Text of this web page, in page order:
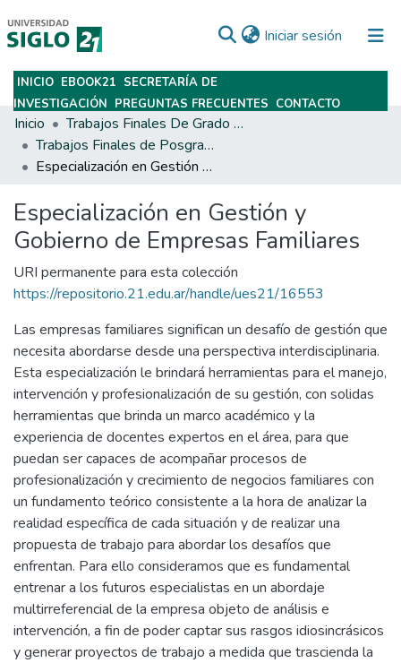
Iniciar sesión (current)
Subir
INICIO EBOOK21 SECRETARÍA DE
INVESTIGACIÓN PREGUNTAS FRECUENTES CONTACTO
Inicio
Trabajos Finales De Grado Y Posgrado
Trabajos Finales de Posgrados y Maestrías
Especialización en Gestión y Gobierno de Empresas Familiares
Especialización en Gestión y
Gobierno de Empresas Familiares
URI permanente para esta colección
https://repositorio.21.edu.ar/handle/ues21/16553
Las empresas familiares significan un desafío de gestión que
necesita abordarse desde una perspectiva interdisciplinaria.
Esta especialización le brindará herramientas para el manejo,
intervención y profesionalización de su gestión, con solidas
herramientas que brinda un marco académico y la
experiencia de docentes expertos en el área, para que
puedan ser capaces de acompañar procesos de
profesionalización y crecimiento de negocios familiares con
un fundamento teórico consistente a la hora de analizar la
realidad específica de cada situación y de realizar una
propuesta de trabajo para abordar los desafíos que
enfrentan. Para ello consideramos que es fundamental
entrenar a los futuros especialistas en un abordaje
multirreferencial de la empresa objeto de análisis e
intervención, a fin de poder captar sus rasgos idiosincrásicos
y generar proyectos de trabajo a medida que trascienda la